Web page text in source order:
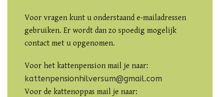
Voor vragen kunt u onderstaand e-mailadressen
gebruiken. Er wordt dan zo spoedig mogelijk
contact met u opgenomen.
Voor het kattenpension mail je naar:
kattenpensionhilversum@gmail.com
Voor de kattenoppas mail je naar: